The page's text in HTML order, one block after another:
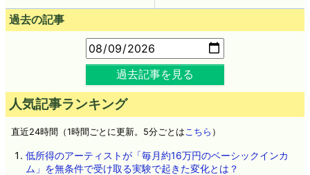
過去の記事
過去記事を見る
人気記事ランキング
直近24時間（1時間ごとに更新。5分ごとは こちら ）
低所得のアーティストが「毎月約16万円のベーシックインカ
ム」を無条件で受け取る実験で起きた変化とは？